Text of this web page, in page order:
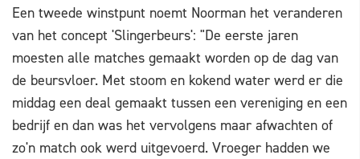
Een tweede winstpunt noemt Noorman het veranderen
van het concept 'Slingerbeurs': "De eerste jaren
moesten alle matches gemaakt worden op de dag van
de beursvloer. Met stoom en kokend water werd er die
middag een deal gemaakt tussen een vereniging en een
bedrijf en dan was het vervolgens maar afwachten of
zo'n match ook werd uitgevoerd. Vroeger hadden we